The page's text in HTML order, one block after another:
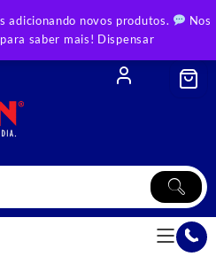
adicionando novos produtos.
Nos
saber mais! Dispensar